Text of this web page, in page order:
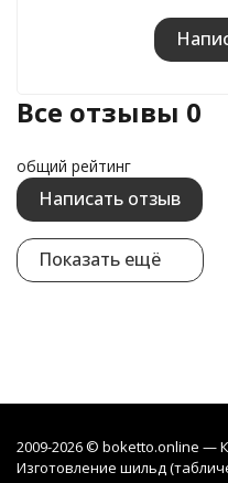
Все отзывы 0
общий рейтинг
Написать отзыв
Показать ещё
2009-2026 © boketto.online —
Изготовление шильд